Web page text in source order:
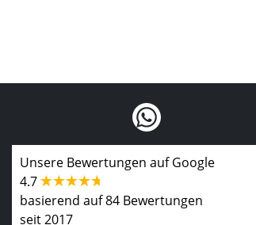
Unsere Bewertungen auf Google
4.7
basierend auf 84 Bewertungen
seit 2017